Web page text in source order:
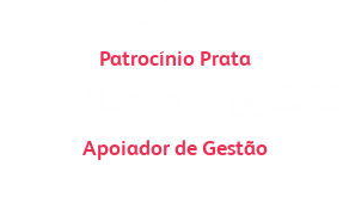
Patrocínio Prata
Apoiador de Gestão